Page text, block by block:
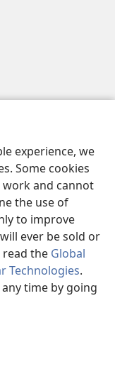
experience, we
Some cookies
work and cannot
the use of
to improve
ever be sold or
the Global
Technologies.
time by going
of Pennsylvania.